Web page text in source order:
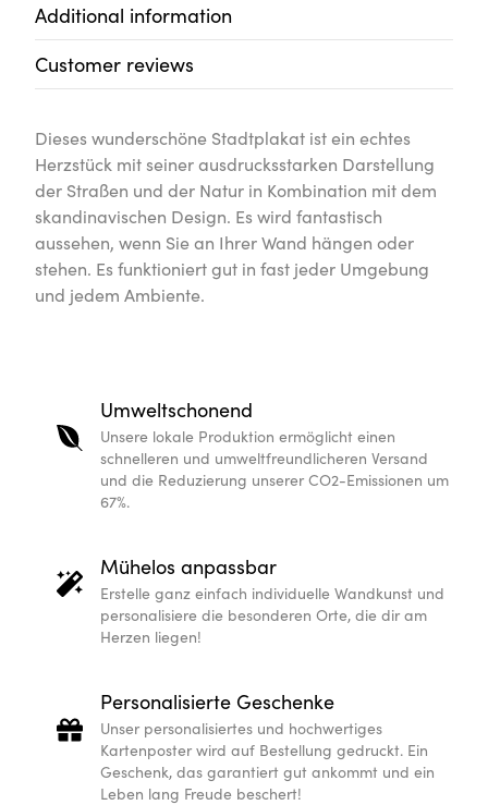
Additional information
Customer reviews
Dieses wunderschöne Stadtplakat ist ein echtes
Herzstück mit seiner ausdrucksstarken Darstellung
der Straßen und der Natur in Kombination mit dem
skandinavischen Design. Es wird fantastisch
aussehen, wenn Sie an Ihrer Wand hängen oder
stehen. Es funktioniert gut in fast jeder Umgebung
und jedem Ambiente.
Umweltschonend
Unsere lokale Produktion ermöglicht einen
schnelleren und umweltfreundlicheren Versand
und die Reduzierung unserer CO2-Emissionen um
67%.
Mühelos anpassbar
Erstelle ganz einfach individuelle Wandkunst und
personalisiere die besonderen Orte, die dir am
Herzen liegen!
Personalisierte Geschenke
Unser personalisiertes und hochwertiges
Kartenposter wird auf Bestellung gedruckt. Ein
Geschenk, das garantiert gut ankommt und ein
Leben lang Freude beschert!